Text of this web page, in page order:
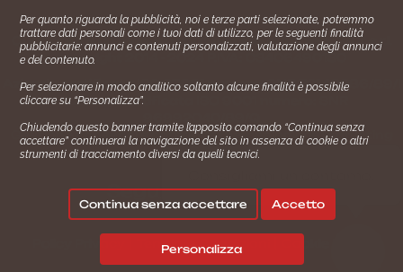
Cucinare.it è un marchio commerciale di Impiego24.it s.r.l.
copyright 2014 - 2024 P.IVA: 03406490130
Azienda certiﬁcata ISO 27001 numero: SNR 73140386/89/I
- Azienda certiﬁcata ISO 9001 numero: SNR
Gestione consensi e categorie merceologiche marketing
Seguici su:
Termini e Condizioni
Per quanto riguarda la pubblicità, noi e terze parti selezionate, potremmo
trattare dati personali come i tuoi dati di utilizzo, per le seguenti finalità
pubblicitarie: annunci e contenuti personalizzati, valutazione degli annunci
e del contenuto.
Per selezionare in modo analitico soltanto alcune finalità è possibile
cliccare su “Personalizza”.
Chiudendo questo banner tramite l’apposito comando “Continua senza
accettare” continuerai la navigazione del sito in assenza di cookie o altri
strumenti di tracciamento diversi da quelli tecnici.
Personalizza
Continua senza accettare Accetto